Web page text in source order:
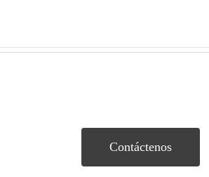
Contáctenos